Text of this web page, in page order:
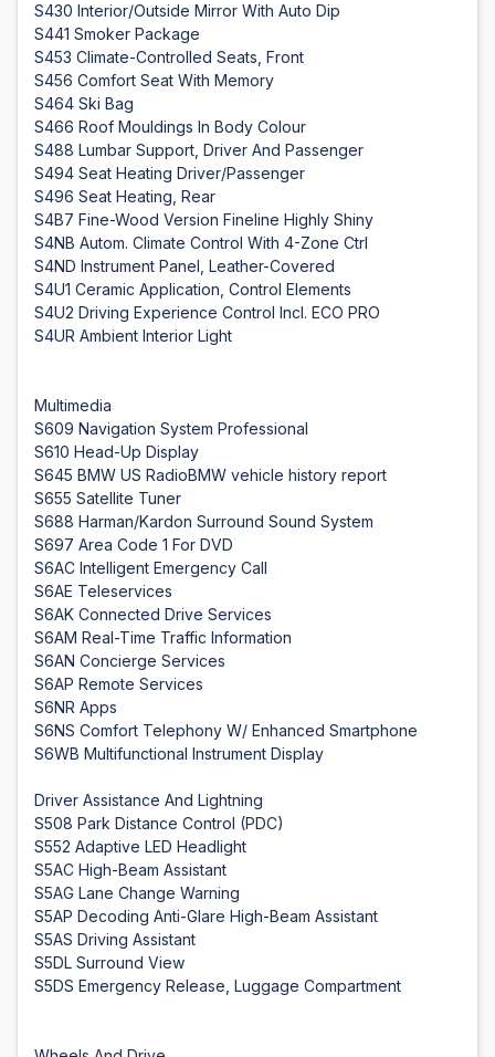
S430 Interior/Outside Mirror With Auto Dip
S441 Smoker Package
S453 Climate-Controlled Seats, Front
S456 Comfort Seat With Memory
S464 Ski Bag
S466 Roof Mouldings In Body Colour
S488 Lumbar Support, Driver And Passenger
S494 Seat Heating Driver/Passenger
S496 Seat Heating, Rear
S4B7 Fine-Wood Version Fineline Highly Shiny
S4NB Autom. Climate Control With 4-Zone Ctrl
S4ND Instrument Panel, Leather-Covered
S4U1 Ceramic Application, Control Elements
S4U2 Driving Experience Control Incl. ECO PRO
S4UR Ambient Interior Light
Multimedia
S609 Navigation System Professional
S610 Head-Up Display
S645 BMW US RadioBMW vehicle history report
S655 Satellite Tuner
S688 Harman/Kardon Surround Sound System
S697 Area Code 1 For DVD
S6AC Intelligent Emergency Call
S6AE Teleservices
S6AK Connected Drive Services
S6AM Real-Time Traffic Information
S6AN Concierge Services
S6AP Remote Services
S6NR Apps
S6NS Comfort Telephony W/ Enhanced Smartphone
S6WB Multifunctional Instrument Display
Driver Assistance And Lightning
S508 Park Distance Control (PDC)
S552 Adaptive LED Headlight
S5AC High-Beam Assistant
S5AG Lane Change Warning
S5AP Decoding Anti-Glare High-Beam Assistant
S5AS Driving Assistant
S5DL Surround View
S5DS Emergency Release, Luggage Compartment